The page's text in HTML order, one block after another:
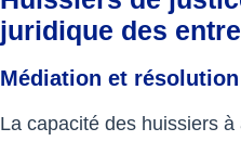
juridique des
Médiation et
La capacité des huissiers